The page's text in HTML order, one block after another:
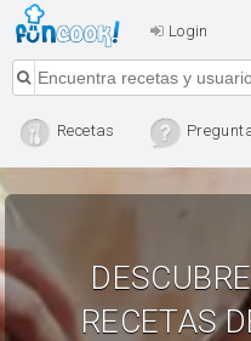
Login
Recetas
RECETAS